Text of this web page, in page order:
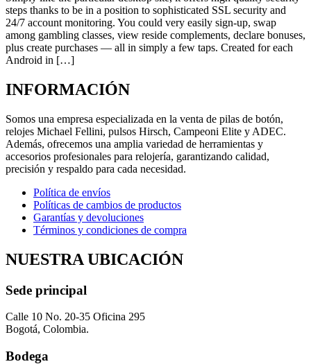
steps thanks to be in a position to sophisticated SSL security and
24/7 account monitoring. You could very easily sign-up, swap
among gambling classes, view reside complements, declare bonuses,
plus create purchases — all in simply a few taps. Created for each
Android in […]
INFORMACIÓN
Somos una empresa especializada en la venta de pilas de botón,
relojes Michael Fellini, pulsos Hirsch, Campeoni Elite y ADEC.
Además, ofrecemos una amplia variedad de herramientas y
accesorios profesionales para relojería, garantizando calidad,
precisión y respaldo para cada necesidad.
Política de envíos
Políticas de cambios de productos
Garantías y devoluciones
Términos y condiciones de compra
NUESTRA UBICACIÓN
Sede principal
Calle 10 No. 20-35 Oficina 295
Bogotá, Colombia.
Bodega